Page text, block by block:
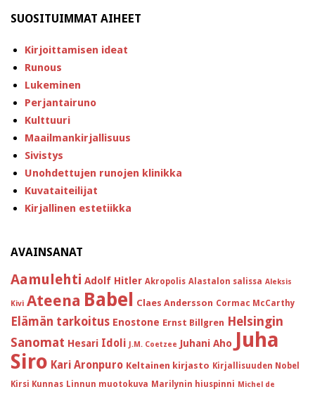
SUOSITUIMMAT AIHEET
Kirjoittamisen ideat
Runous
Lukeminen
Perjantairuno
Kulttuuri
Maailmankirjallisuus
Sivistys
Unohdettujen runojen klinikka
Kuvataiteilijat
Kirjallinen estetiikka
AVAINSANAT
Aamulehti Adolf Hitler Akropolis Alastalon salissa Aleksis
Kivi Ateena Babel Claes Andersson Cormac McCarthy
Elämän tarkoitus Enostone Ernst Billgren Helsingin
Sanomat Hesari Idoli J.M. Coetzee Juhani Aho Juha
Siro Kari Aronpuro Keltainen kirjasto Kirjallisuuden Nobel
Kirsi Kunnas Linnun muotokuva Marilynin hiuspinni Michel de